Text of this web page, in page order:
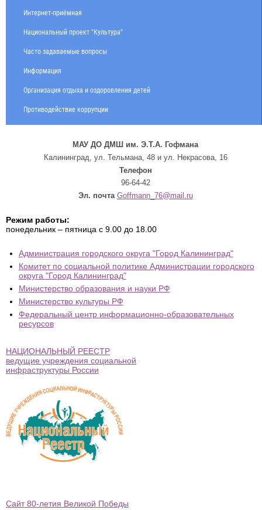
Интернет-приёмная
Национальный проект "Культура"
Часто задаваемые вопросы
Информация
Организация отдыха и оздоровления детей
Противодействие коррупции
МАУ ДО ДМШ им. Э.Т.А. Гофмана
Калининград, ул. Тельмана, 48 и ул. Некрасова, 16
Телефон
96-64-42
Эл. почта Goffmann_76@mail.ru
Режим работы:
понедельник – пятница с 9.00 до 18.00
Администрация городского округа "Город Калининград"
Комитет по социальной политике Администрации городского
округа "Город Калининград"
Министерство образования и науки РФ
Министерство культуры РФ
Федеральный центр информационно-образовательных
ресурсов
НАЦИОНАЛЬНЫЙ РЕЕСТР
ведущие учреждения социальной
инфраструктуры России
Сайт 80-летия Великой Победы